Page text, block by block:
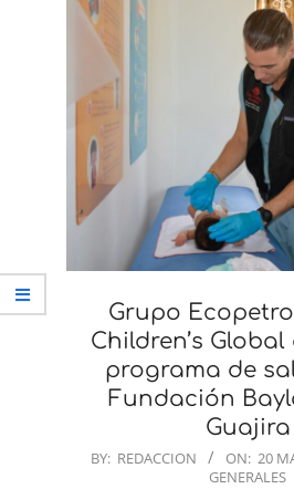
Grupo
Children’s
programa de
Fundación
Guajira
2024-
BY: REDACCION ON: 20
GENERALES